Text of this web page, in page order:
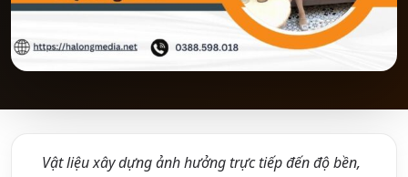
Vật liệu xây dựng ảnh hưởng trực tiếp đến độ bền,